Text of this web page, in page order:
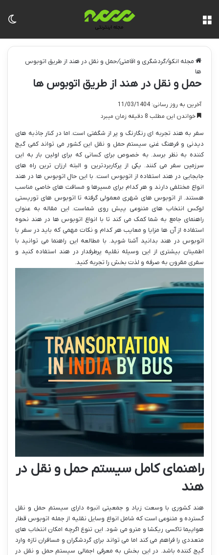
مجله انکو/گردشگری و اقامتی/حمل و نقل در هند از طریق اتوبوس
ها
حمل و نقل در هند از طریق اتوبوس ها
آخرین به روز رسانی: 11/03/1404
خواندن این مطلب 8 دقیقه زمان میبرد
سفر به هند تجربه ای رنگارنگ و پر از شگفتی است. اما در کنار جاذبه های
دیدنی و فرهنگ غنی سیستم حمل و نقل این کشور می تواند کمی گیج
کننده به نظر برسد. به خصوص برای کسانی که برای اولین بار به این
سرزمین سفر می کنند. یکی از پرکاربردترین و البته ارزان ترین راه های
جابجایی در هند استفاده از اتوبوس است. با این حال اتوبوس ها در هند
انواع مختلفی دارند و هر کدام برای مسیرها و مسافت های خاصی مناسب
هستند. از اتوبوس های شهری معمولی گرفته تا اتوبوس های توریستی
لوکس انتخاب های متنوعی پیش روی شماست. این مقاله به عنوان
راهنمای جامع به شما کمک می کند تا با انواع اتوبوس ها در هند نحوه
استفاده از آن ها مزایا و معایب هر کدام و نکات مهمی که باید در سفر با
اتوبوس در هند بدانید آشنا شوید. با مطالعه این راهنما می توانید با
اطمینان بیشتری از این وسیله نقلیه پرطرفدار در هند استفاده کنید و
سفری مقرون به صرفه و لذت بخش را تجربه کنید.
راهنمای کامل سیستم حمل و نقل در
هند
هند کشوری با وسعت زیاد و جمعیتی انبوه دارای سیستم حمل و نقل
گسترده و متنوعی است که شامل انواع وسایل نقلیه از جمله اتوبوس قطار
هواپیما تاکسی ریکشا و مترو می شود. این تنوع اگرچه امکان انتخاب های
متعددی را فراهم می کند اما می تواند برای گردشگران و مسافران تازه وارد
گیج کننده باشد. در این بخش به معرفی اجمالی سیستم حمل و نقل در